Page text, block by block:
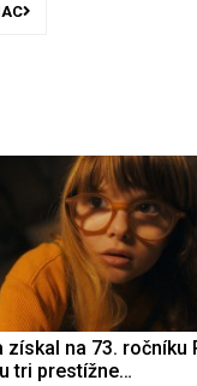
získal na 73. ročníku
tri prestížne…